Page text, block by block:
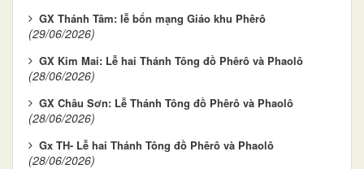
GX Thánh Tâm: lễ bổn mạng Giáo khu Phêrô
(29/06/2026)
GX Kim Mai: Lễ hai Thánh Tông đồ Phêrô và Phaolô
(28/06/2026)
GX Châu Sơn: Lễ Thánh Tông đồ Phêrô và Phaolô
(28/06/2026)
Gx TH- Lễ hai Thánh Tông đồ Phêrô và Phaolô
(28/06/2026)